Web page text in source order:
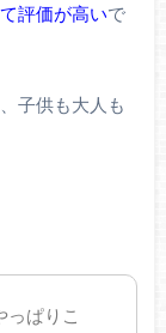
評価が高いで
子供も大人も
ぱりこ